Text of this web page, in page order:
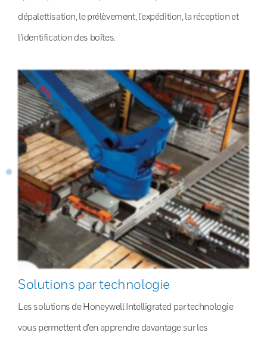
dépalettisation, le prélèvement, l’expédition, la réception et
l’identification des boîtes.
Solutions par technologie
Les solutions de Honeywell Intelligrated par technologie
vous permettent d’en apprendre davantage sur les